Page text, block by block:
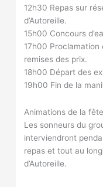
12h30 Repas sur
d’Autoreille.
15h00 Concours
17h00
remises des prix.
18h00 Départ des
19h00 Fin de la
Animations de la
Les sonneurs du
interviendront
repas et tout au
d’Autoreille.